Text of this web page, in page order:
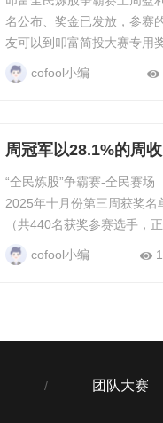
榜首
名公布、奖金已发放，参赛
友可以到叩富简投大赛专用
钱包查看，只要满20元就能
提现，每周每月都有现金奖
cofool小编
周冠军以28.1%的周
率领先，成功在模拟
夺得魁首
“全民炼股”争霸赛-全民赛场
2025年十月份第三周获奖名
（共440名获奖参赛选手，
益就能瓜分奖金） 自2007年开
赛以来，已累积举办200多
cofool小编
/ 团队大赛